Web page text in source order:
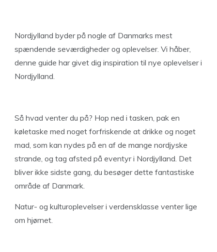
Nordjylland byder på nogle af Danmarks mest
spændende seværdigheder og oplevelser. Vi håber,
denne guide har givet dig inspiration til nye oplevelser i
Nordjylland.
Så hvad venter du på? Hop ned i tasken, pak en
køletaske med noget forfriskende at drikke og noget
mad, som kan nydes på en af de mange nordjyske
strande, og tag afsted på eventyr i Nordjylland. Det
bliver ikke sidste gang, du besøger dette fantastiske
område af Danmark.
Natur- og kulturoplevelser i verdensklasse venter lige
om hjørnet.